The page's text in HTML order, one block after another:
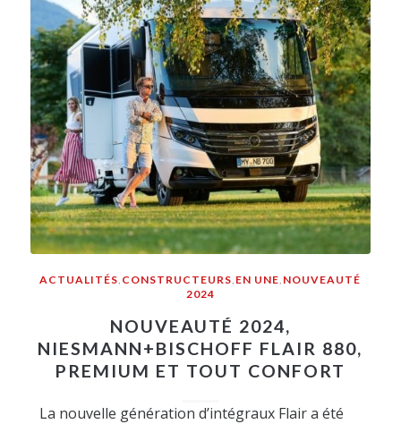
ACTUALITÉS CONSTRUCTEURS EN UNE NOUVEAUTÉ
2024
NOUVEAUTÉ 2024,
NIESMANN+BISCHOFF FLAIR 880,
PREMIUM ET TOUT CONFORT
La nouvelle génération d’intégraux Flair a été